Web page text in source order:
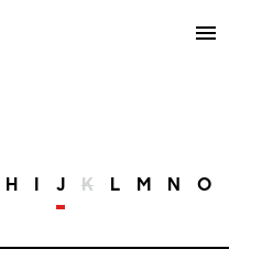
H I J K L M N O